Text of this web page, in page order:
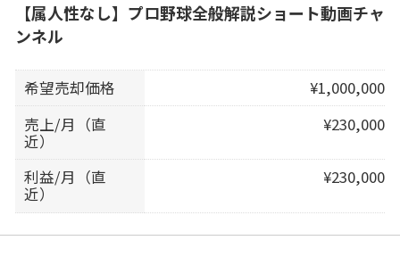
【属人性なし】プロ野球全般解説ショート動画チャ
ンネル
希望売却価格
¥1,000,000
売上/月（直
近）
¥230,000
利益/月（直
近）
¥230,000